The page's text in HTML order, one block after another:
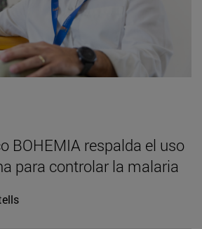
BOHEMIA respalda el uso
para controlar la malaria